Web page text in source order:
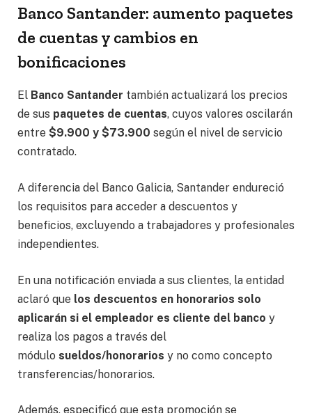
Banco Santander: aumento paquetes
de cuentas y cambios en
bonificaciones
El Banco Santander también actualizará los precios
de sus paquetes de cuentas, cuyos valores oscilarán
entre $9.900 y $73.900 según el nivel de servicio
contratado.
A diferencia del Banco Galicia, Santander endureció
los requisitos para acceder a descuentos y
beneficios, excluyendo a trabajadores y profesionales
independientes.
En una notificación enviada a sus clientes, la entidad
aclaró que los descuentos en honorarios solo
aplicarán si el empleador es cliente del banco y
realiza los pagos a través del
módulo sueldos/honorarios y no como concepto
transferencias/honorarios.
Además, especificó que esta promoción se